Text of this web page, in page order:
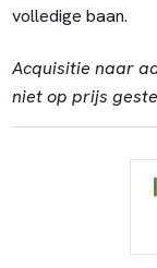
volledige baan.
Acquisitie naar
niet op prijs